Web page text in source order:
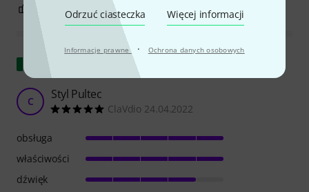
Odrzuć ciasteczka Więcej informacji
Informacje prawne · Ochrona danych osobowych
0
C Styl Pultec
ClaVdio 24.04.2022
obsługa
właściwości
dźwięk